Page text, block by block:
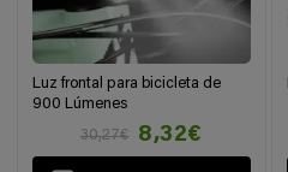
Luz frontal para bicicleta de
900 Lúmenes
30,27€
8,32€